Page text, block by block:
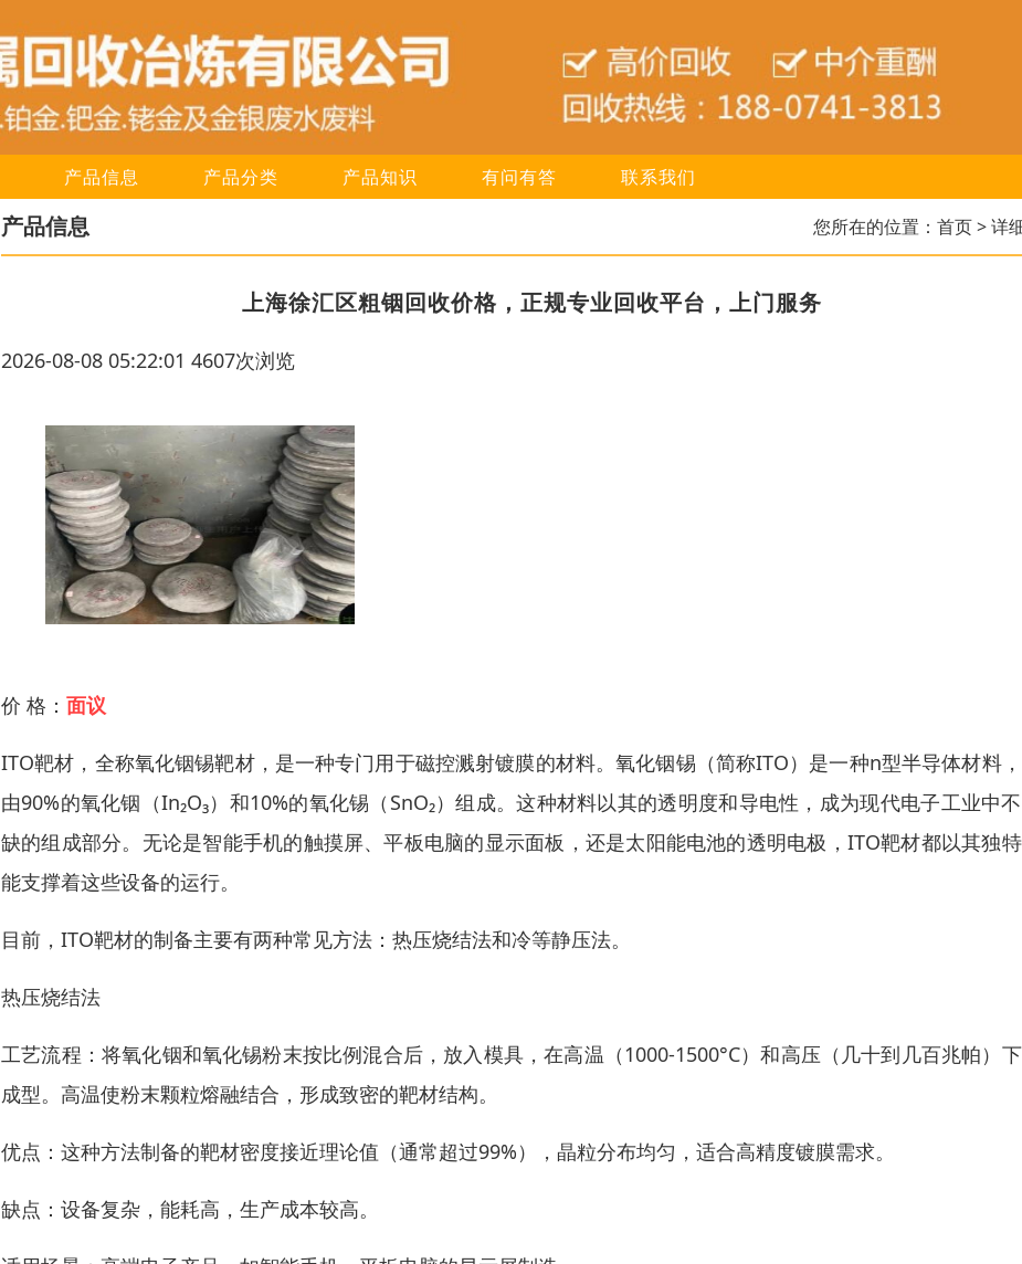
产品信息 产品分类 产品知识 有问有答 联系我们
产品信息 您所在的位置： 首页> 详
上海徐汇区粗铟回收价格，正规专业回收平台，上门服务
2026-08-08 05:22:01 4607次浏览
价 格： 面议
ITO靶材，全称氧化铟锡靶材，是一种专门用于磁控溅射镀膜的材料。氧化铟锡（简称ITO）是一种n型半导体材料
由90%的氧化铟（In₂O₃）和10%的氧化锡（SnO₂）组成。这种材料以其的透明度和导电性，成为现代电子工业中
缺的组成部分。无论是智能手机的触摸屏、平板电脑的显示面板，还是太阳能电池的透明电极，ITO靶材都以其独
能支撑着这些设备的运行。
目前，ITO靶材的制备主要有两种常见方法：热压烧结法和冷等静压法。
热压烧结法
工艺流程：将氧化铟和氧化锡粉末按比例混合后，放入模具，在高温（1000-1500°C）和高压（几十到几百兆帕）
成型。高温使粉末颗粒熔融结合，形成致密的靶材结构。
优点：这种方法制备的靶材密度接近理论值（通常超过99%），晶粒分布均匀，适合高精度镀膜需求。
缺点：设备复杂，能耗高，生产成本较高。